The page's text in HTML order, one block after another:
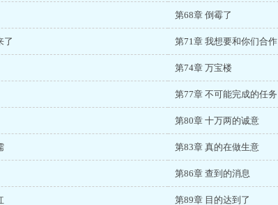
第68章 倒霉了
了 第71章 我想要和你们合作
第74章 万宝楼
第77章 不可能完成的任务
第80章 十万两的诚意
第83章 真的在做生意
第86章 查到的消息
第89章 目的达到了